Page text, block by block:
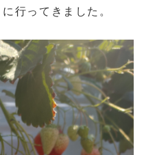
に行ってきました。